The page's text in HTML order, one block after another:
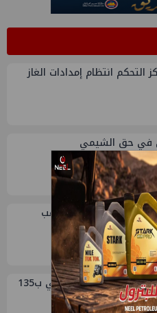
التحكم انتظام إمدادات الغاز
في حق الشيمي
البترول في جاسكو وترقب
صفقة إماراتية جديدة في الساحل الشمالي ب135